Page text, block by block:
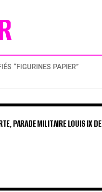
“FIGURINES PAPIER”
PARADE MILITAIRE LOUIS IX DE